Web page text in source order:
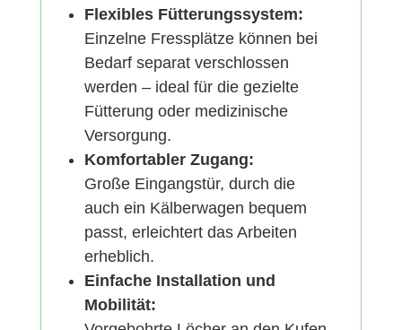
Flexibles Fütterungssystem:
Einzelne Fressplätze können bei
Bedarf separat verschlossen
werden – ideal für die gezielte
Fütterung oder medizinische
Versorgung.
Komfortabler Zugang:
Große Eingangstür, durch die
auch ein Kälberwagen bequem
passt, erleichtert das Arbeiten
erheblich.
Einfache Installation und
Mobilität: